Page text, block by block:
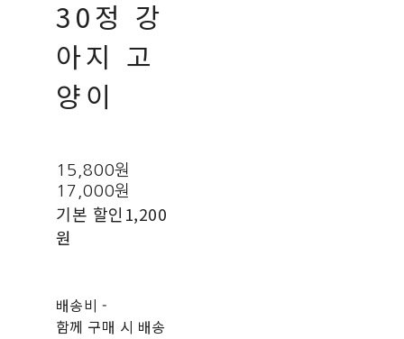
30정 강
아지 고
양이
15,800원
17,000원
기본 할인 1,200
원
배송비 -
함께 구매 시 배송